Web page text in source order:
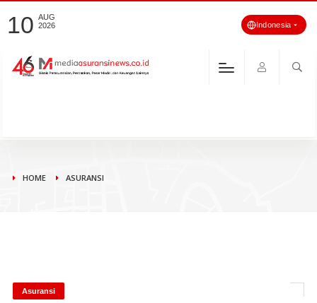
10 AUG
2026
Indonesia
HOME ASURANSI
Asuransi